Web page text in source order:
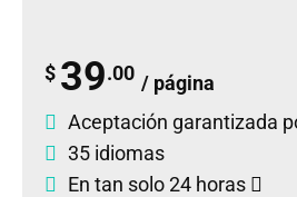
$ 39.00 / página
Aceptación garantizada
35 idiomas
En tan solo 24 horas